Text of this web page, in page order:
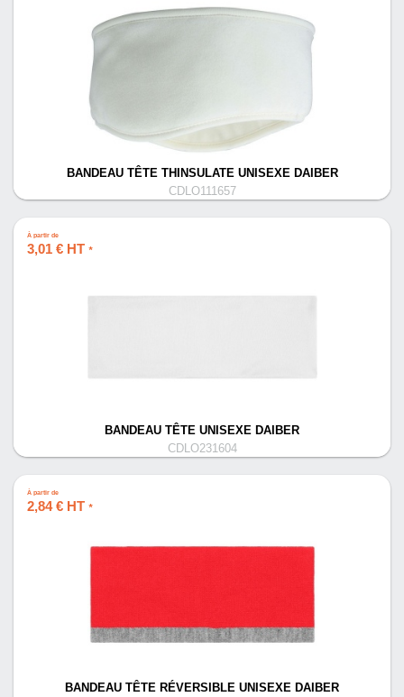
BANDEAU TÊTE THINSULATE UNISEXE DAIBER
CDLO111657
À partir de
3,01 € HT *
BANDEAU TÊTE UNISEXE DAIBER
CDLO231604
À partir de
2,84 € HT *
BANDEAU TÊTE RÉVERSIBLE UNISEXE DAIBER